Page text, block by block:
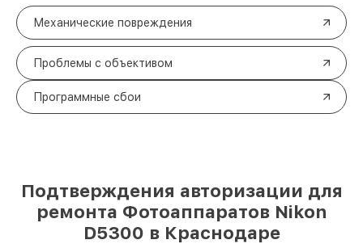
Механические повреждения
Проблемы с объективом
Программные сбои
Подтверждения авторизации для
ремонта Фотоаппаратов Nikon
D5300 в Краснодаре